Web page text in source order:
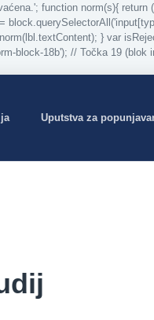
function norm(s){ return
} var
block-18b'); // Točka 19
Uputstva za